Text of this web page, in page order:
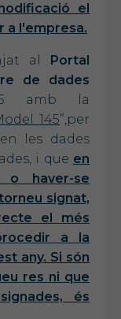
el
a l'empresa.
al
Portal
de dades
amb la
145”,per
les dades
i que en
haver-se
signat,
el més
a la
any. Si són
res ni que
és